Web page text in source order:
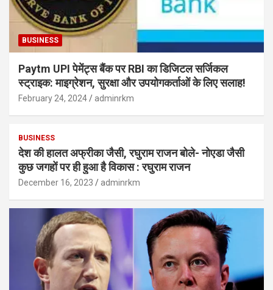
BUSINESS
Paytm UPI पेमेंट्स बैंक पर RBI का डिजिटल सर्जिकल
स्ट्राइक: माइग्रेशन, सुरक्षा और उपयोगकर्ताओं के लिए सलाह!
February 24, 2024 adminrkm
BUSINESS
देश की हालत अफ्रीका जैसी, रघुराम राजन बोले- नोएडा जैसी
कुछ जगहों पर ही हुआ है विकास : रघुराम राजन
December 16, 2023 adminrkm